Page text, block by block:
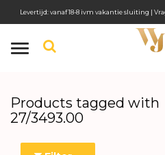
Toggle
Levertijd: vanaf 18-8 ivm vakantie sluiting |
Products tagged with
27/3493.00